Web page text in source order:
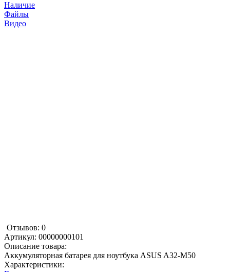
Наличие
Файлы
Видео
Отзывов: 0
Артикул: 00000000101
Описание товара:
Аккумуляторная батарея для ноутбука ASUS A32-M50
Характеристики: